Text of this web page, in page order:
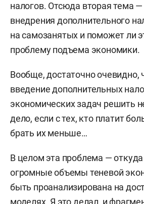
налогов. Отсюда вторая тема
внедрения дополнительного
на самозанятых и поможет ли
проблему подъема экономики.
Вообще, достаточно очевидно,
введение дополнительных
экономических задач решить
дело, если с тех, кто платит
брать их меньше…
В целом эта проблема — откуда
огромные объемы теневой
быть проанализирована на
моделях. Я это делал, и